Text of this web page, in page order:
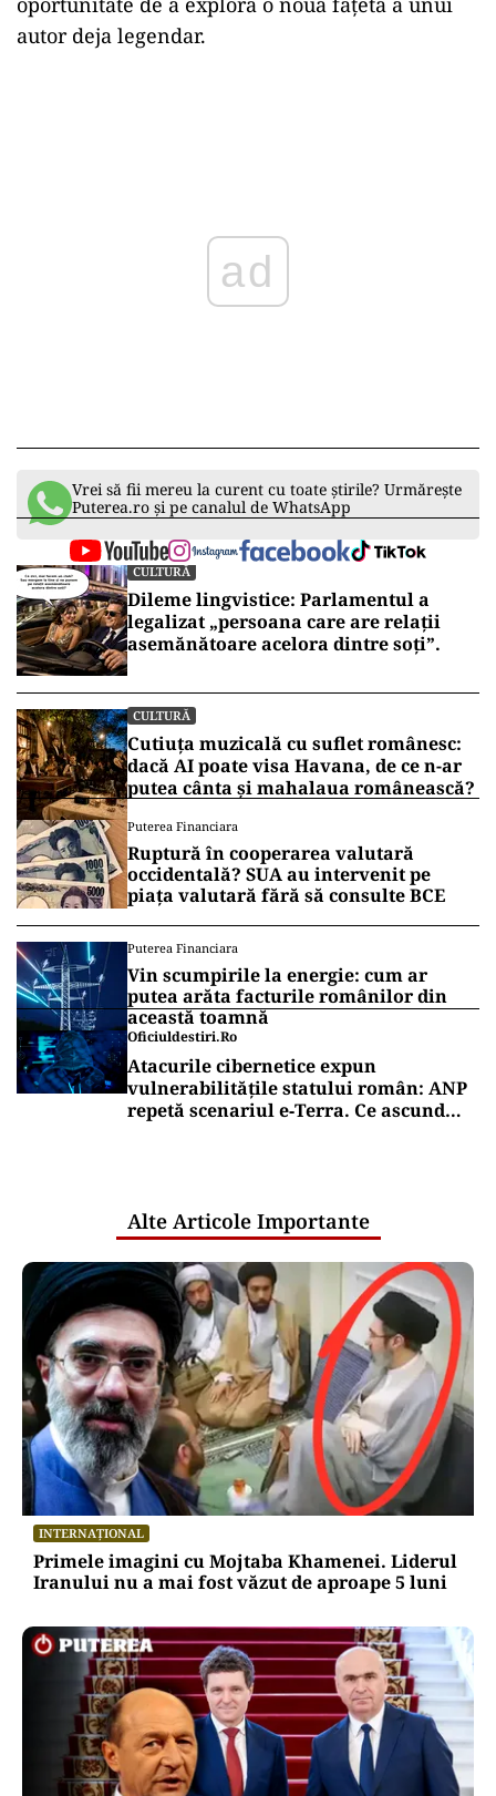
autor deja legendar.
ad
Vrei să fii mereu la curent cu toate știrile? Urmărește
Puterea.ro și pe canalul de WhatsApp
CULTURĂ
Dileme lingvistice: Parlamentul a
legalizat „persoana care are relații
asemănătoare acelora dintre soți”.
CULTURĂ
Cutiuța muzicală cu suflet românesc:
dacă AI poate visa Havana, de ce n-ar
putea cânta și mahalaua românească?
Puterea Financiara
Ruptură în cooperarea valutară
occidentală? SUA au intervenit pe
piața valutară fără să consulte BCE
Puterea Financiara
Vin scumpirile la energie: cum ar
putea arăta facturile românilor din
această toamnă
Oficiuldestiri.ro
Atacurile cibernetice expun
vulnerabilitățile statului român: ANP
repetă scenariul e‑Terra. Ce ascund
Alte Articole Importante
INTERNAȚIONAL
Primele imagini cu Mojtaba Khamenei. Liderul
Iranului nu a mai fost văzut de aproape 5 luni